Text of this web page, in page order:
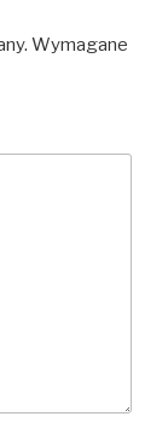
Wymagane